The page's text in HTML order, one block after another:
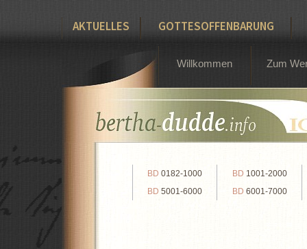
AKTUELLES GOTTESOFFENBARUNG
Willkommen Zum
BD 0182-1000 BD 1001-2000
BD 5001-6000 BD 6001-7000